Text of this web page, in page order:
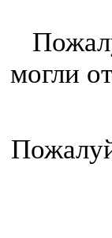
могли